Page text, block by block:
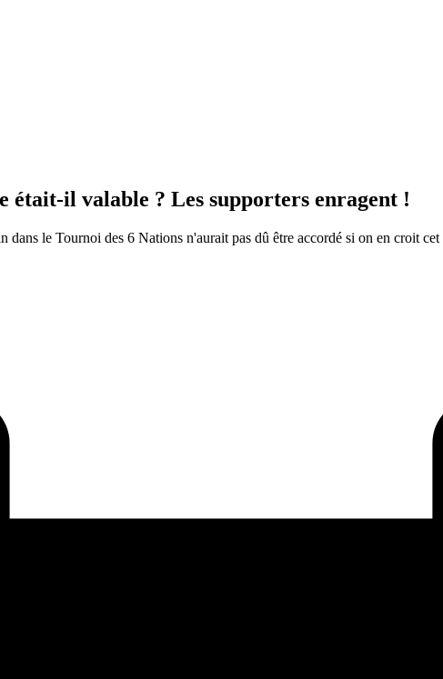
était-il valable ? Les supporters enragent !
le Tournoi des 6 Nations n'aurait pas dû être accordé si on en croit cet